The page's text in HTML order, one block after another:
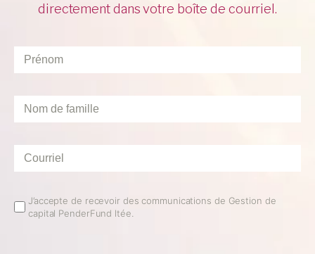
directement dans votre boîte de courriel.
Prénom*
Nom
Courriel*
Email
Opt
J’accepte de recevoir des communications de Gestion de
capital PenderFund ltée.